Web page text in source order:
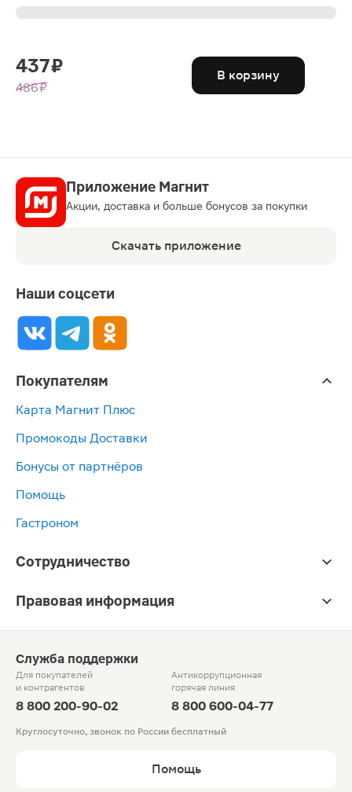
437 ₽
486 ₽
В корзину
Приложение Магнит
Акции, доставка и больше бонусов за покупки
Скачать приложение
Наши соцсети
Покупателям
Карта Магнит Плюс
Промокоды Доставки
Бонусы от партнёров
Помощь
Гастроном
Сотрудничество
Правовая информация
Служба поддержки
Для покупателей
и контрагентов
8 800 200-90-02
Антикоррупционная
горячая линия
8 800 600-04-77
Круглосуточно, звонок по России бесплатный
Помощь